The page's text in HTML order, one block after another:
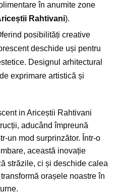
în anumite zone
Rahtivani).
posibilități creative
deschide uși pentru
Designul arhitectural
exprimare artistică și
in Ariceștii Rahtivani
aducând împreună
un mod surprinzător. Într-o
această inovație
străzile, ci și deschide calea
orașele noastre în